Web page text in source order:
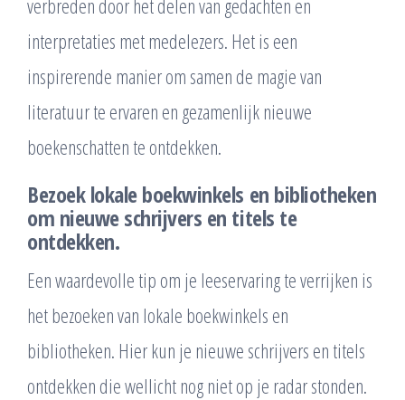
verbreden door het delen van gedachten en
interpretaties met medelezers. Het is een
inspirerende manier om samen de magie van
literatuur te ervaren en gezamenlijk nieuwe
boekenschatten te ontdekken.
Bezoek lokale boekwinkels en bibliotheken
om nieuwe schrijvers en titels te
ontdekken.
Een waardevolle tip om je leeservaring te verrijken is
het bezoeken van lokale boekwinkels en
bibliotheken. Hier kun je nieuwe schrijvers en titels
ontdekken die wellicht nog niet op je radar stonden.